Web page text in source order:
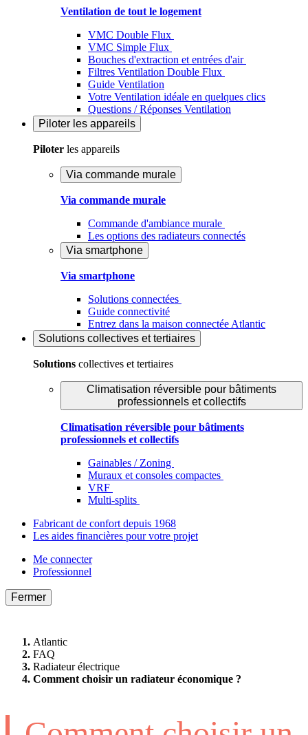
Ventilation de tout le logement
VMC Double Flux
VMC Simple Flux
Bouches d'extraction et entrées d'air
Filtres Ventilation Double Flux
Guide Ventilation
Votre Ventilation idéale en quelques clics
Questions / Réponses Ventilation
Piloter les appareils
Piloter les appareils
Via commande murale
Via commande murale
Commande d'ambiance murale
Les options des radiateurs connectés
Via smartphone
Via smartphone
Solutions connectées
Guide connectivité
Entrez dans la maison connectée Atlantic
Solutions collectives et tertiaires
Solutions collectives et tertiaires
Climatisation réversible pour bâtiments
professionnels et collectifs
Climatisation réversible pour bâtiments
professionnels et collectifs
Gainables / Zoning
Muraux et consoles compactes
VRF
Multi-splits
Fabricant de confort depuis 1968
Les aides financières pour votre projet
Me connecter
Professionnel
Fermer
Atlantic
FAQ
Radiateur électrique
Comment choisir un radiateur économique ?